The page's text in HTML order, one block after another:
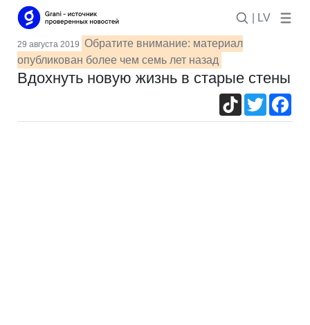
| LV
29 августа 2019 Обратите внимание: материал
опубликован более чем семь лет назад
Вдохнуть новую жизнь в старые стены
TikTokTwitter